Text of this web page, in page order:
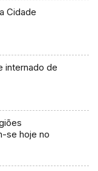
Cidade
internado de
se hoje no